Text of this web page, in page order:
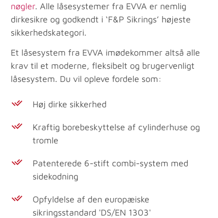
nøgler. Alle låsesystemer fra EVVA er nemlig
dirkesikre og godkendt i ‘F&P Sikrings’ højeste
sikkerhedskategori.
Et låsesystem fra EVVA imødekommer altså alle
krav til et moderne, fleksibelt og brugervenligt
låsesystem. Du vil opleve fordele som:
Høj dirke sikkerhed
Kraftig borebeskyttelse af cylinderhuse og
tromle
Patenterede 6-stift combi-system med
sidekodning
Opfyldelse af den europæiske
sikringsstandard 'DS/EN 1303'